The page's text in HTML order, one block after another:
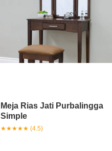
Meja Rias Jati Purbalingga
Simple
★★★★★ (4.5)